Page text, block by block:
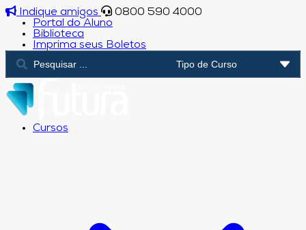
Indique amigos
0800 590 4000
Portal do Aluno
Biblioteca
Imprima seus Boletos
Cursos